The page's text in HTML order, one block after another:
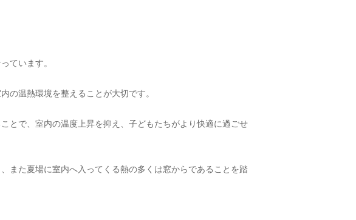
ています。
の温熱環境を整えることが大切です。
とで、室内の温度上昇を抑え、子どもたちがより快適に過ごせ
また夏場に室内へ入ってくる熱の多くは窓からであることを踏